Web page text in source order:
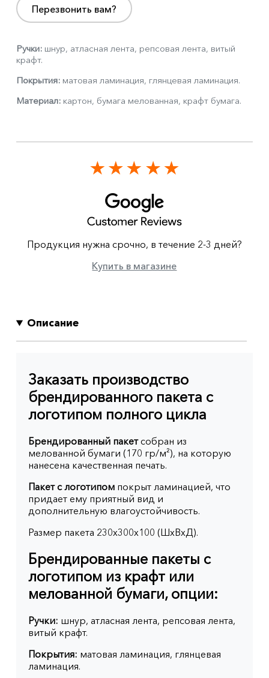
Перезвонить вам?
Ручки:шнур, атласная лента, репсовая лента, витый
крафт.
Покрытия: матовая ламинация, глянцевая ламинация.
Материал:картон, бумага мелованная, крафт бумага.
Продукция нужна срочно, в течение 2-3 дней?
Купить в магазине
Описание
Заказать производство
брендированного пакета с
логотипом полного цикла
Брендированный пакетсобран из
мелованной бумаги (170 гр/м²), на которую
нанесена качественная печать.
Пакет с логотипомпокрыт ламинацией, что
придает ему приятный вид и
дополнительную влагоустойчивость.
Размер пакета 230x300x100 (ШхВхД).
Брендированные пакеты с
логотипом из крафт или
мелованной бумаги, опции:
Ручки: шнур, атласная лента, репсовая лента,
витый крафт.
Покрытия: матовая ламинация, глянцевая
ламинация.